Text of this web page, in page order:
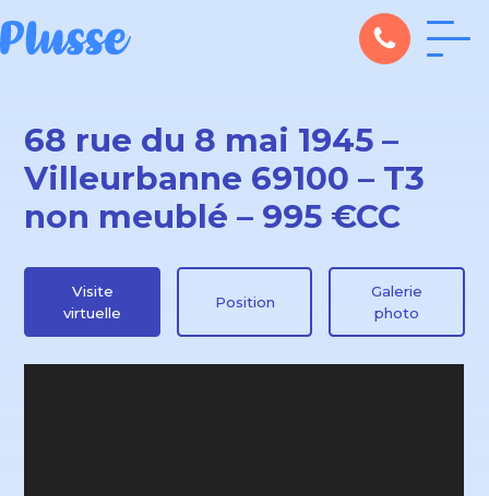
68 rue du 8 mai 1945 –
Villeurbanne 69100 – T3
non meublé – 995 €CC
Visite
virtuelle
Position
Galerie
photo